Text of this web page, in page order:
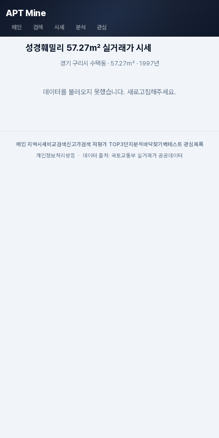
APT Mine
메인 검색 시세 분석 관심
성경훼밀리 57.27m² 실거래가 시세
경기 구리시 수택동 · 57.27m² · 1997년
데이터를 불러오지 못했습니다. 새로고침해주세요.
메인| 지역시세 비교검색신고가검색 저평가 TOP3단지분석 바닥찾기 백테스트 관심목록
개인정보처리방침
· 데이터 출처: 국토교통부 실거래가 공공데이터